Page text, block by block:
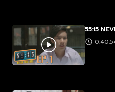
55:15